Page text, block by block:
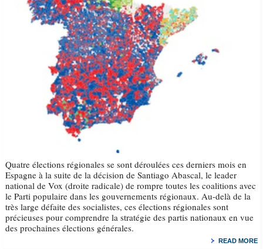
Quatre élections régionales se sont déroulées ces derniers mois en
Espagne à la suite de la décision de Santiago Abascal, le leader
national de Vox (droite radicale) de rompre toutes les coalitions avec
le Parti populaire dans les gouvernements régionaux. Au-delà de la
très large défaite des socialistes, ces élections régionales sont
précieuses pour comprendre la stratégie des partis nationaux en vue
des prochaines élections générales.
READ MORE